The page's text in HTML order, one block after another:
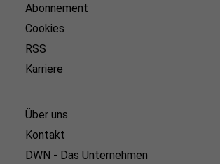
Abonnement
Cookies
RSS
Karriere
Über uns
Kontakt
DWN - Das Unternehmen